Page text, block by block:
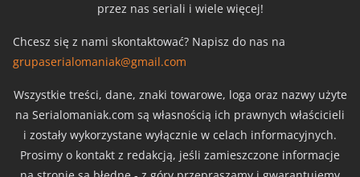
przez nas seriali i wiele więcej!
Chcesz się z nami skontaktować? Napisz do nas na
grupaserialomaniak@gmail.com
Wszystkie treści, dane, znaki towarowe, loga oraz nazwy użyte
na Serialomaniak.com są własnością ich prawnych właścicieli
i zostały wykorzystane wyłącznie w celach informacyjnych.
Prosimy o kontakt z redakcją, jeśli zamieszczone informacje